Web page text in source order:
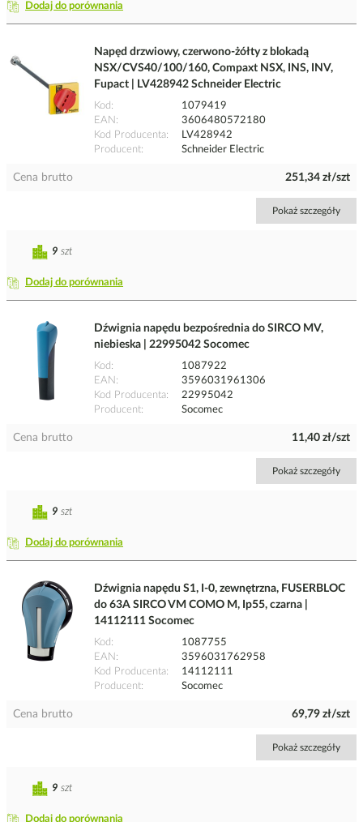
Dodaj do porównania
Napęd drzwiowy, czerwono-żółty z blokadą
NSX/CVS40/100/160, Compaxt NSX, INS, INV,
Fupact | LV428942 Schneider Electric
Kod
1079419
EAN
3606480572180
Kod Producenta
LV428942
Producent
Schneider Electric
Cena brutto 251,34 zł/szt
Pokaż szczegóły
Dodaj do porównania
9 szt
Dźwignia napędu bezpośrednia do SIRCO MV,
niebieska | 22995042 Socomec
Kod
1087922
EAN
3596031961306
Kod Producenta
22995042
Producent
Socomec
Cena brutto 11,40 zł/szt
Pokaż szczegóły
Dodaj do porównania
9 szt
Dźwignia napędu S1, I-0, zewnętrzna, FUSERBLOC
do 63A SIRCO VM COMO M, Ip55, czarna |
14112111 Socomec
Kod
1087755
EAN
3596031762958
Kod Producenta
14112111
Producent
Socomec
Cena brutto 69,79 zł/szt
Pokaż szczegóły
Dodaj do porównania
9 szt